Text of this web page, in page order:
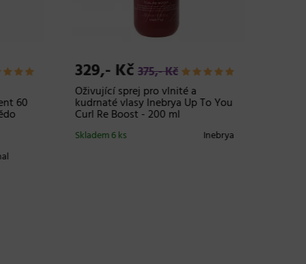
60
329,- Kč375,- Kč
Oživující sprej pro vlnité a
kudrnaté vlasy Inebrya Up To You
Curl Re Boost - 200 ml
Inebrya
Skladem 6 ks